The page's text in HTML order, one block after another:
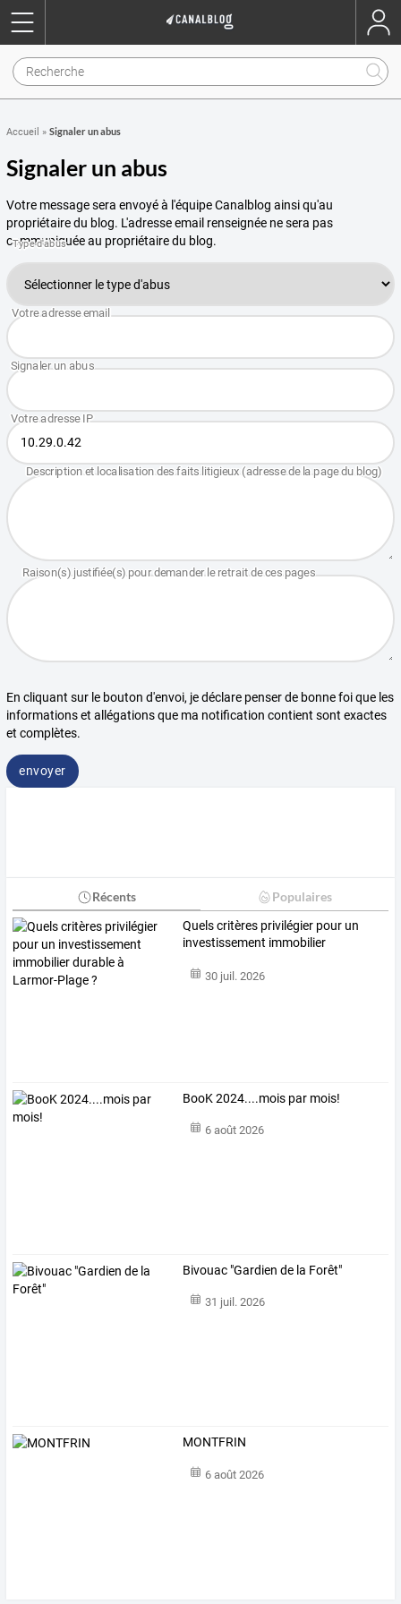
Accueil » Signaler un abus
Signaler un abus
Votre message sera envoyé à l'équipe Canalblog ainsi qu'au
propriétaire du blog. L'adresse email renseignée ne sera pas
communiquée au propriétaire du blog.
En cliquant sur le bouton d'envoi, je déclare penser de bonne foi que les
informations et allégations que ma notification contient sont exactes
et complètes.
envoyer
Récents Populaires
Quelscritères privilégier pour un
investissement immobilier
30 juil. 2026
BooK 2024....mois par mois!
6 août 2026
Bivouac "Gardien de la Forêt"
31 juil. 2026
MONTFRIN
6 août 2026